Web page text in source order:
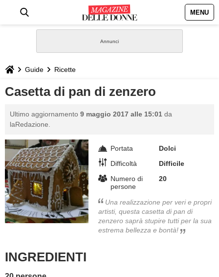
MENU
STILE
BIOGRAFIE
GASTRONOMIA
CAPELLI
SESSO
DIETA
Guide Ricette
Casetta di pan di zenzero
Ultimo aggiornamento 9 maggio 2017 alle 15:01 da
laRedazione.
Portata
Dolci
Difficoltà
Difficile
Numero di
persone
20
Una realizzazione per veri e propri
artisti, questa casetta di pan di
zenzero saprà stupire tutti per la sua
estrema bellezza e bontà!
INGREDIENTI